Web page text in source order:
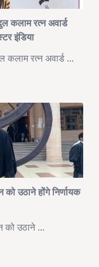
कलाम रत्न अवार्ड
इंडिया
कलाम रत्न अवार्ड ...
उठाने होंगे निर्णायक
को उठाने ...